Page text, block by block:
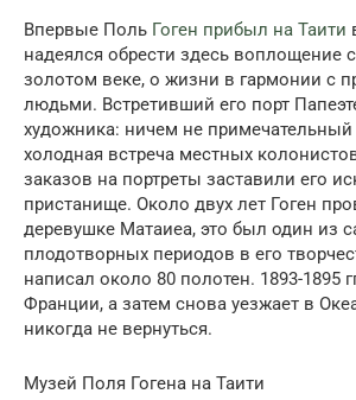
Впервые Поль Гоген прибыл на Таити
надеялся обрести здесь воплощение
золотом веке, о жизни в гармонии с
людьми. Встретивший его порт
художника: ничем не примечательный
холодная встреча местных
заказов на портреты заставили его
пристанище. Около двух лет Гоген
деревушке Матаиеа, это был один из
плодотворных периодов в его
написал около 80 полотен. 1893-1895
Франции, а затем снова уезжает в
никогда не вернуться.
Музей Поля Гогена на Таити